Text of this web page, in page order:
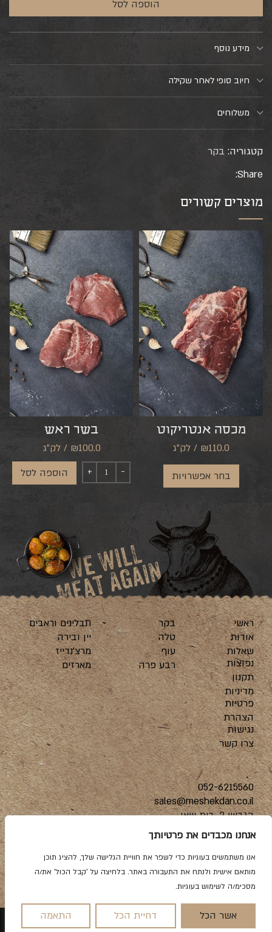
אנחנו מכבדים את פרטיותך
אנו משתמשים בעוגיות כדי לשפר את חוויית הגלישה שלך, להציג תוכן
מותאם אישית ולנתח את התעבורה באתר. בלחיצה על 'קבל הכול' את/ה
מסכימ/ה לשימוש בעוגיות.
התאמה דחיית הכל אשר הכל
הוספה לסל
מידע נוסף
חיוב סופי לאחר שקילה
משלוחים
קטגוריה: בקר
Share:
מוצרים קשורים
מכסה אנטריקוט
₪110.0 / לק"ג
בחר אפשרויות
בשר ראש
₪100.0 / לק"ג
הוספה לסל
ראשי
אודות
שאלות
נפוצות
תקנון
מדיניות
פרטיות
הצהרת
נגישות
צרו קשר
בקר
טלה
עוף
רבע פרה
תבלינים וראבים
יין ובירה
מרצ’נדייז
מארזים
052-6215560
sales@meshekdan.co.il
הגביש 2, בית שאן
הקמת אתרים מהחלל החיצון |
0